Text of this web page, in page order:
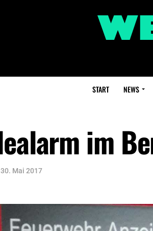
START NEWS
im
30. Mai 2017